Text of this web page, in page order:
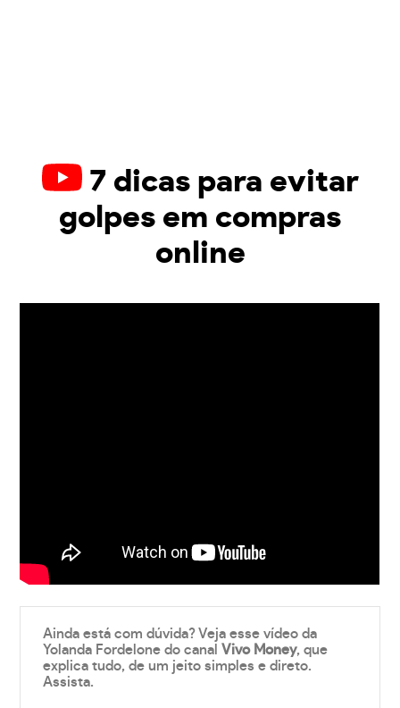
7 dicas para evitar
golpes em compras
online
Ainda está com dúvida? Veja esse vídeo da
Yolanda Fordelone do canalVivo Money, que
explica tudo, de um jeito simples e direto.
Assista.